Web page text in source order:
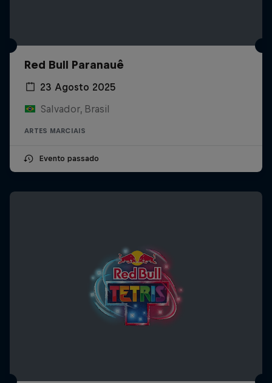
Red Bull Paranauê
23 Agosto 2025
Salvador, Brasil
ARTES MARCIAIS
Evento passado